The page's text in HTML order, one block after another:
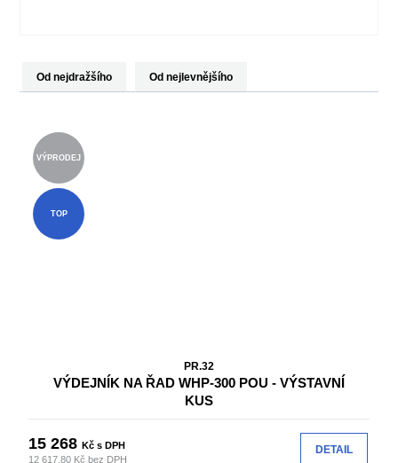
Od nejdražšího Od nejlevnějšího
VÝPRODEJ
TOP
PR.32
VÝDEJNÍK NA ŘAD WHP-300 POU - VÝSTAVNÍ
KUS
15 268Kč s DPH
12 617.80 Kč bez DPH
DETAIL